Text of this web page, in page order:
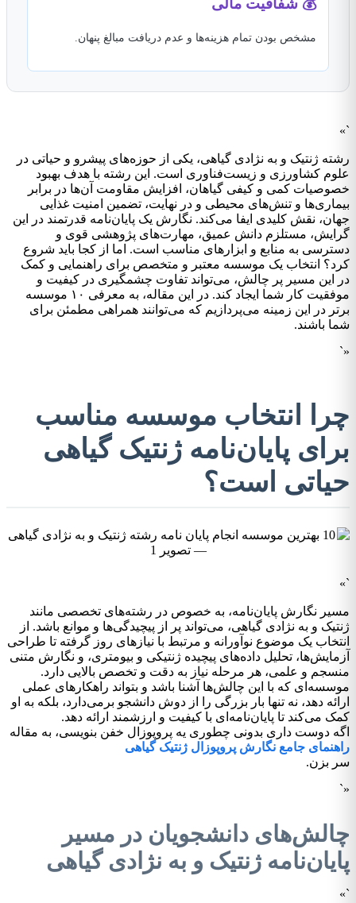
💰 شفافیت مالی
مشخص بودن تمام هزینه‌ها و عدم دریافت مبالغ پنهان.
`»
رشته ژنتیک و به نژادی گیاهی، یکی از حوزه‌های پیشرو و حیاتی در
علوم کشاورزی و زیست‌فناوری است. این رشته با هدف بهبود
خصوصیات کمی و کیفی گیاهان، افزایش مقاومت آن‌ها در برابر
بیماری‌ها و تنش‌های محیطی و در نهایت، تضمین امنیت غذایی
جهان، نقش کلیدی ایفا می‌کند. نگارش یک پایان‌نامه قدرتمند در این
گرایش، مستلزم دانش عمیق، مهارت‌های پژوهشی قوی و
دسترسی به منابع و ابزارهای مناسب است. اما از کجا باید شروع
کرد؟ انتخاب یک موسسه معتبر و متخصص برای راهنمایی و کمک
در این مسیر پر چالش، می‌تواند تفاوت چشمگیری در کیفیت و
موفقیت کار شما ایجاد کند. در این مقاله، به معرفی ۱۰ موسسه
برتر در این زمینه می‌پردازیم که می‌توانند همراهی مطمئن برای
شما باشند.
«`
چرا انتخاب موسسه مناسب
برای پایان‌نامه ژنتیک گیاهی
حیاتی است؟
`»
مسیر نگارش پایان‌نامه، به خصوص در رشته‌های تخصصی مانند
ژنتیک و به نژادی گیاهی، می‌تواند پر از پیچیدگی‌ها و موانع باشد. از
انتخاب یک موضوع نوآورانه و مرتبط با نیازهای روز گرفته تا طراحی
آزمایش‌ها، تحلیل داده‌های پیچیده ژنتیکی و بیومتری، و نگارش متنی
منسجم و علمی، هر مرحله نیاز به دقت و تخصص بالایی دارد.
موسسه‌ای که با این چالش‌ها آشنا باشد و بتواند راهکارهای عملی
ارائه دهد، نه تنها بار بزرگی را از دوش دانشجو برمی‌دارد، بلکه به او
کمک می‌کند تا پایان‌نامه‌ای با کیفیت و ارزشمند ارائه دهد.
اگه دوست داری بدونی چطوری یه پروپوزال خفن بنویسی، به مقاله
راهنمای جامع نگارش پروپوزال ژنتیک گیاهی
سر بزن.
«`
چالش‌های دانشجویان در مسیر
پایان‌نامه ژنتیک و به نژادی گیاهی
`»